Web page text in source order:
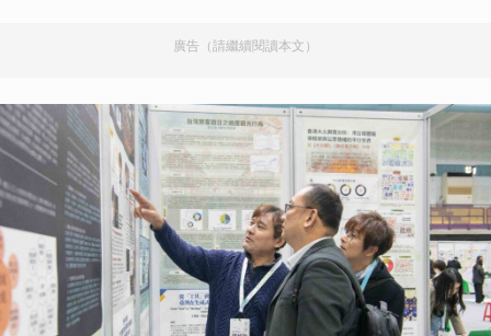
廣告（請繼續閱讀本文）